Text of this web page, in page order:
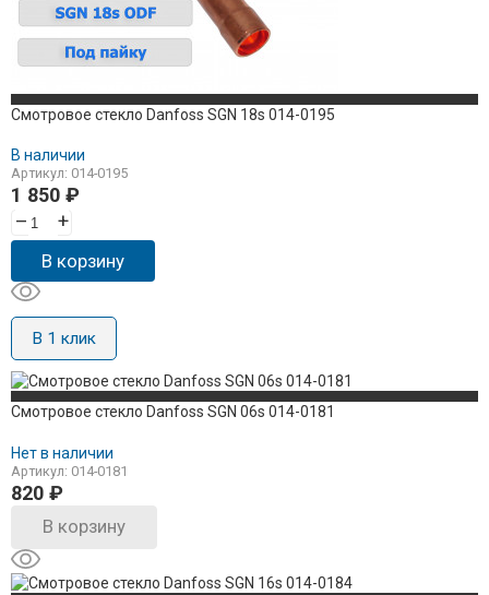
Смотровое стекло Danfoss SGN 18s 014-0195
В наличии
Артикул: 014-0195
1 850 ₽
–
+
В корзину
В 1 клик
Смотровое стекло Danfoss SGN 06s 014-0181
Нет в наличии
Артикул: 014-0181
820 ₽
В корзину